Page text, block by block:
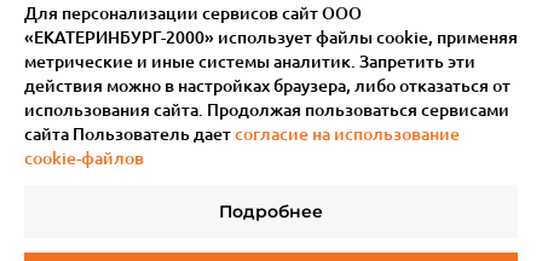
Подробнее
Для персонализации сервисов сайт ООО
«ЕКАТЕРИНБУРГ-2000» использует файлы сookie, применяя
метрические и иные системы аналитик. Запретить эти
действия можно в настройках браузера, либо отказаться от
использования сайта. Продолжая пользоваться сервисами
сайта Пользователь даетсогласие на использование
cookie-файлов